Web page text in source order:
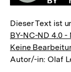
Dieser Text ist
BY-NC-ND 4.0
Keine
Autor/-in: Olaf